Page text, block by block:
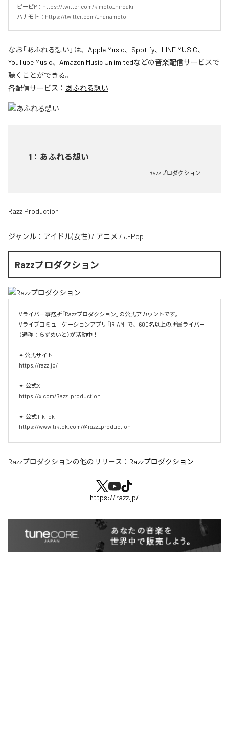
ピーピP：https://twitter.com/kimoto_hiroaki
ハナモト：https://twitter.com/_hanamoto
なお「あふれる想い 」は、 Apple Music、 Spotify、 LINE MUSIC、
YouTube Music、 Amazon Music Unlimitedなどの音楽配信サービスで
聴くことができる。
各配信サービス： あふれる想い
1 ： あふれる想い
Razzプロダクション
Razz Production
ジャンル： アイドル(女性) / アニメ / J-Pop
Razzプロダクション
Vライバー事務所「Razzプロダクション」の公式アカウントです。
Vライブコミュニケーションアプリ「IRIAM」で、600名以上の所属ライバー
（通称：らずめいと）が活動中！
✦ 公式サイト
https://razz.jp/
✦  公式X
https://x.com/Razz_production
✦  公式TikTok
https://www.tiktok.com/@razz_production
Razzプロダクションの他のリリース： Razzプロダクション
https://razz.jp/